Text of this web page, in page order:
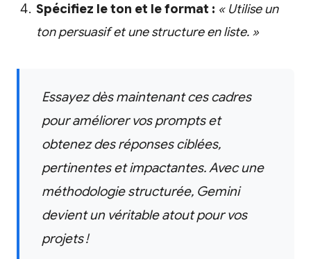
Spécifiez le ton et le format : « Utilise un
ton persuasif et une structure en liste. »
Essayez dès maintenant ces cadres
pour améliorer vos prompts et
obtenez des réponses ciblées,
pertinentes et impactantes. Avec une
méthodologie structurée, Gemini
devient un véritable atout pour vos
projets !